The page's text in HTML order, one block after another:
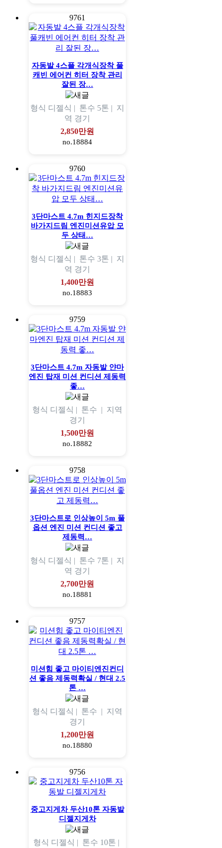
9761
자동발 4스플 각개식장착 풀
캐빈 에어컨 히터 장착 관리
잘된 장…
형식 디젤식 | 톤수 5톤 | 지
역 경기
2,850만원
no.18884
9760
3단마스트 4.7m 힌지드장착
바가지드림 엔진미션유압 모
두 상태…
형식 디젤식 | 톤수 3톤 | 지
역 경기
1,400만원
no.18883
9759
3단마스트 4.7m 자동발 얀마
엔진 탑재 미션 컨디션 제동력
좋…
형식 디젤식 | 톤수 | 지역
경기
1,500만원
no.18882
9758
3단마스트로 인상높이 5m 풀
옵션 엔진 미션 컨디션 좋고
제동력…
형식 디젤식 | 톤수 7톤 | 지
역 경기
2,700만원
no.18881
9757
미션힘 좋고 마이티엔진컨디
션 좋음 제동력확실 / 현대 2.5
톤 …
형식 디젤식 | 톤수 | 지역
경기
1,200만원
no.18880
9756
중고지게차 두산10톤 자동발
디젤지게차
형식 디젤식 | 톤수 10톤 |